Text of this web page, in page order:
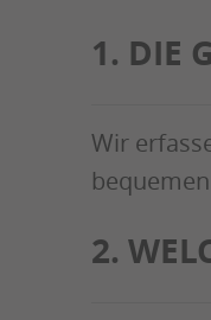
1. DIE
Wir
2.